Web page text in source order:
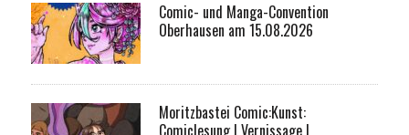
Comic- und Manga-Convention
Oberhausen am 15.08.2026
Moritzbastei Comic:Kunst: